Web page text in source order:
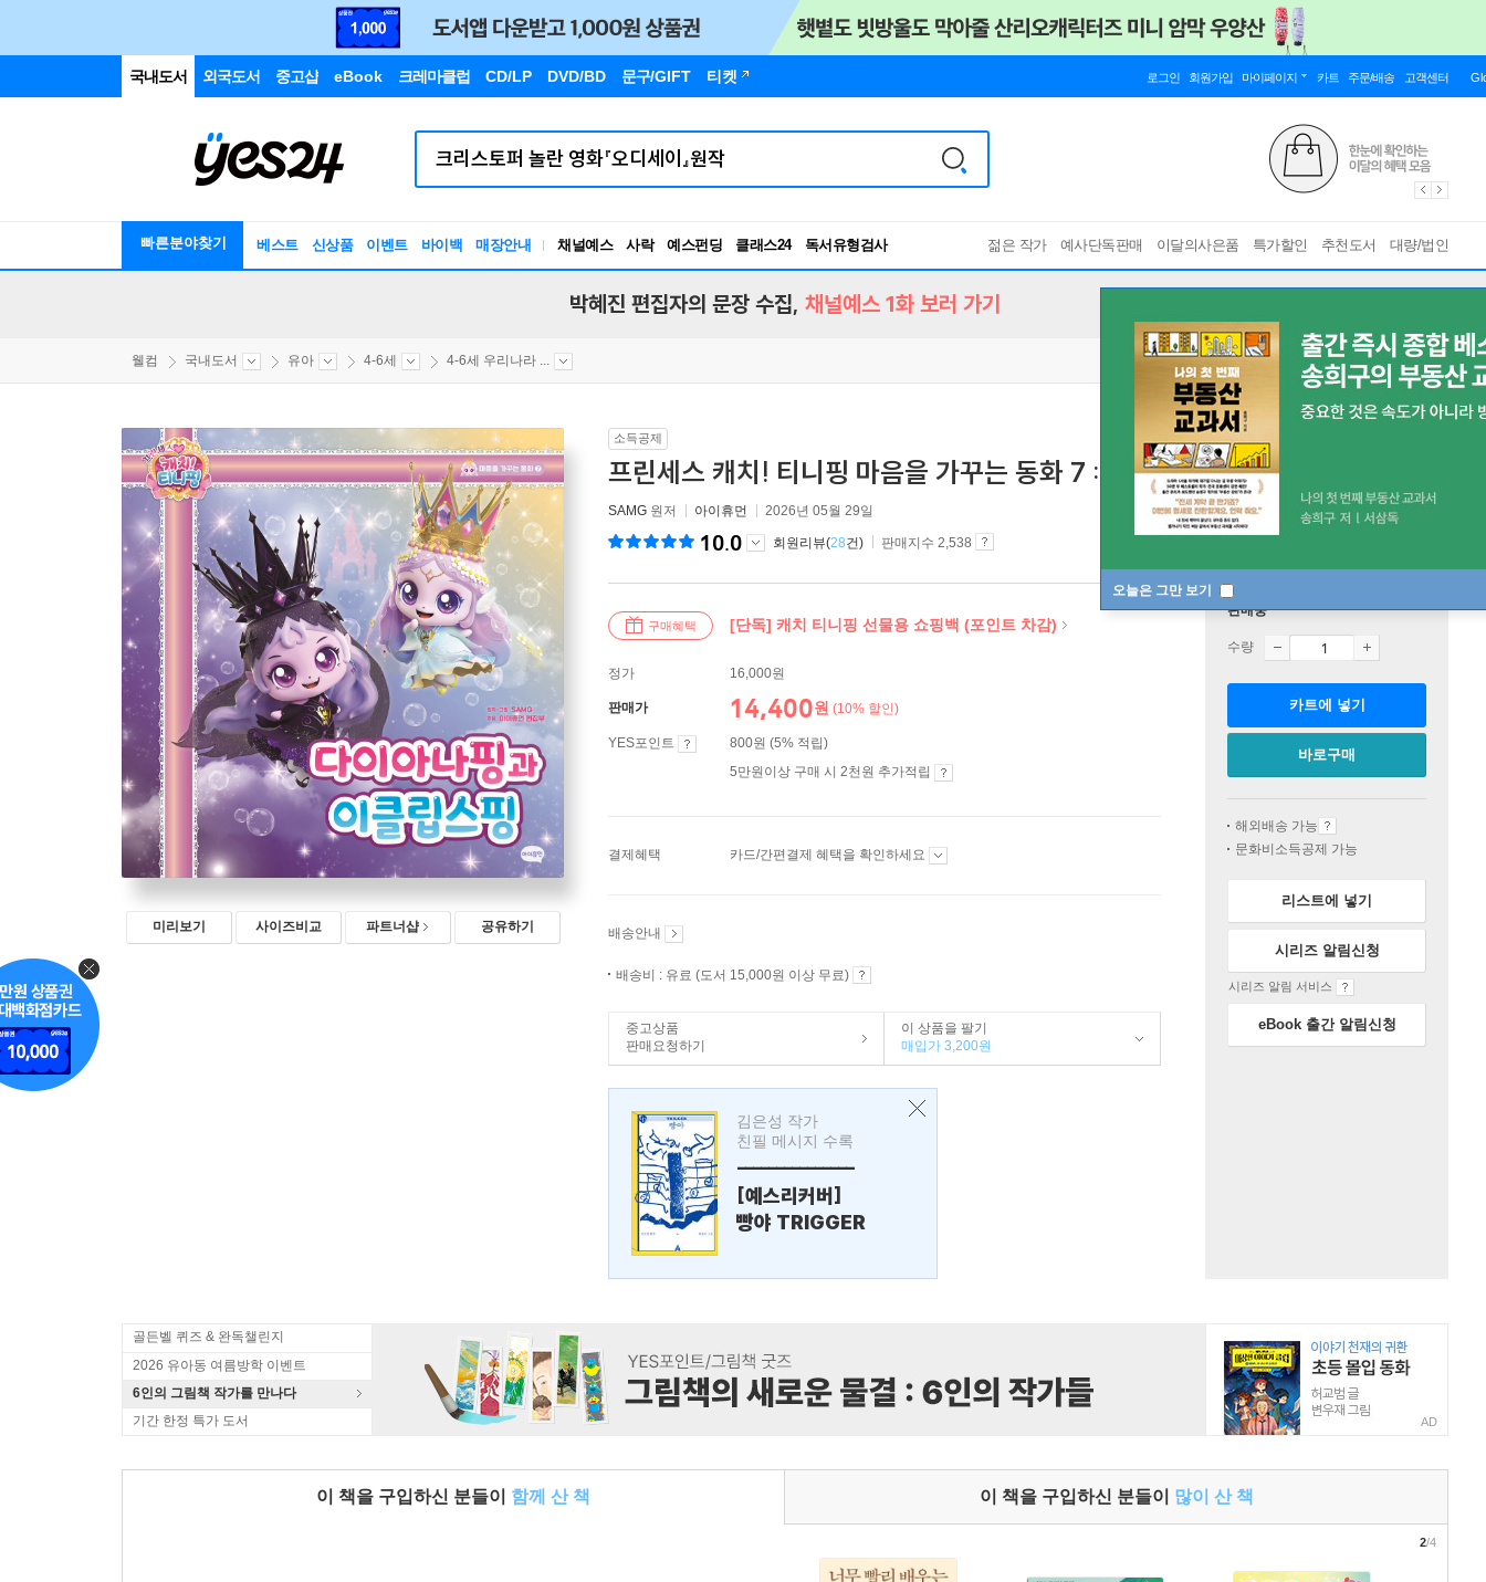
국내도서 외국도서 중고샵 eBook 크레마클럽 CD/LP DVD/BD 문구/GIFT 티켓 로그인 회원가입 마이페이지 카트 주문/배송 고객센터
빠른분야찾기 베스트 신상품 이벤트 바이백 매장안내 채널예스 사락 예스펀딩 클래스24
RBTI Lab
독서유형검사
젊은 작가 예사단독판매 이달의사은품 특가할인 추천도서 대량/법인
오늘은 그만 보기
박혜진 편집자의 문장 수집, 채널예스 1화 보러 가기
웰컴 국내도서 유아 4-6세 4-6세 우리나라 ...
미리보기 사이즈비교 파트너샵 공유하기
소득공제
프린세스 캐치! 티니핑 마음을 가꾸는 동화 7 : 다이아나핑과 이클립스핑
SAMG 원저 아이휴먼 2026년 05월 29일
10.0 회원리뷰(28건) 판매지수 2,538
구매혜택 [단독] 캐치 티니핑 선물용 쇼핑백 (포인트 차감)
정가 16,000원
판매가 14,400원 (10% 할인)
YES포인트
800원 (5% 적립)
5만원이상 구매 시 2천원 추가적립
결제혜택 카드/간편결제 혜택을 확인하세요
배송안내
배송비 : 유료 (도서 15,000원 이상 무료)
중고상품
판매요청하기
이 상품을 팔기
매입가 3,200원
김은성 작가
친필 메시지 수록
---------------
[예스리커버]
빵야 TRIGGER
판매중
수량
카트에 넣기
바로구매
해외배송 가능
문화비소득공제 가능
리스트에 넣기
시리즈 알림신청
시리즈 알림 서비스
eBook 출간 알림신청
골든벨 퀴즈 & 완독챌린지
2026 유아동 여름방학 이벤트
6인의 그림책 작가를 만나다
기간 한정 특가 도서
AD
이 책을 구입하신 분들이 함께 산 책 이 책을 구입하신 분들이 많이 산 책
2/4